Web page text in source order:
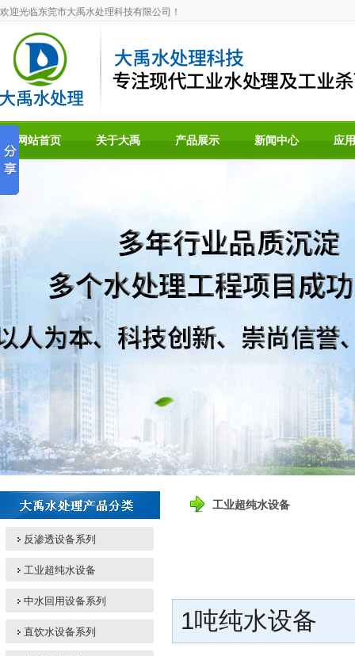
欢迎光临东莞市大禹水处理科技有限公司！
网站首页 关于大禹 产品展示 新闻中心 应
反渗透设备系列
工业超纯水设备
中水回用设备系列
直饮水设备系列
工业超纯水设备
1吨纯水设备